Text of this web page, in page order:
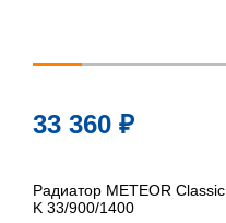
33 360 ₽
Радиатор METEOR Classic
K 33/900/1400